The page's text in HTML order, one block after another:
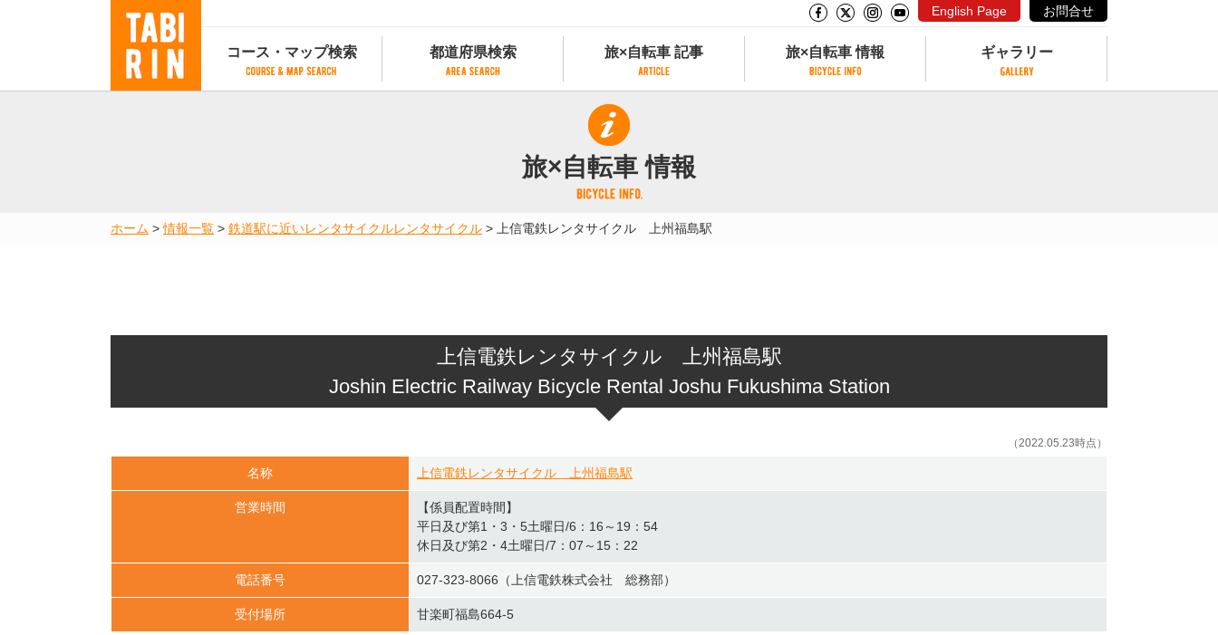
English Page お問合せ
コース・マップ検索
地図から検索
都道府県検索
都道府県別サイクリング情報
都道府県アクセスランキング
旅×自転車 記事
旅×自転車 記事
記事一覧
カテゴリから探す
タグから探す
旅×自転車 情報
サイクリストにやさしい宿
サイクルトレイン
予約ができるレンタサイクル
タンデム自転車があるレンタサイクル
ギャラリー
旅×自転車 情報
ホーム >情報一覧 > 鉄道駅に近いレンタサイクルレンタサイクル > 上信電鉄レンタサイクル 上州福島駅
上信電鉄レンタサイクル 上州福島駅
Joshin Electric Railway Bicycle Rental Joshu Fukushima Station
（2022.05.23時点）
名称 上信電鉄レンタサイクル 上州福島駅
営業時間
【係員配置時間】
平日及び第1・3・5土曜日/6：16～19：54
休日及び第2・4土曜日/7：07～15：22
電話番号 027-323-8066（上信電鉄株式会社 総務部）
受付場所 甘楽町福島664-5